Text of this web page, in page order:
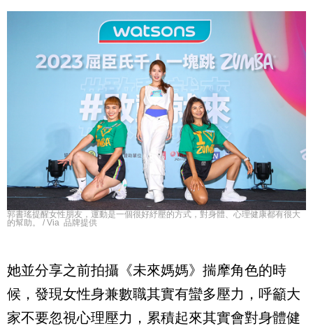
郭書瑤提醒女性朋友，運動是一個很好紓壓的方式，對身體、心理健康都有很大
的幫助。 / Via 品牌提供
她並分享之前拍攝《未來媽媽》揣摩角色的時
候，發現女性身兼數職其實有蠻多壓力，呼籲大
家不要忽視心理壓力，累積起來其實會對身體健